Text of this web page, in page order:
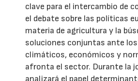
clave para el intercambio de
el debate sobre las políticas
materia de agricultura y la
soluciones conjuntas ante
climáticos, económicos y
afronta el sector. Durante la
analizará el papel